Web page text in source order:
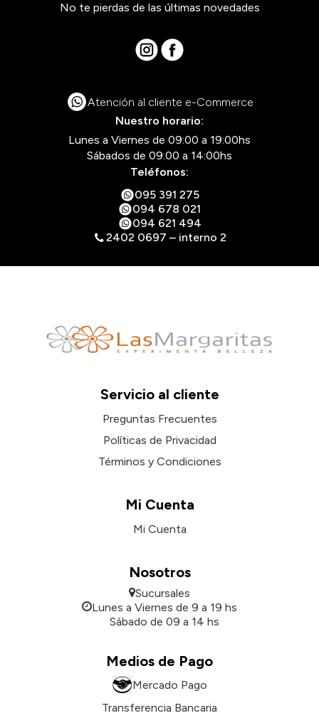
No te pierdas de las últimas novedades
Atención al cliente e-Commerce
Nuestro horario:
Lunes a Viernes de 09:00 a 19:00hs
Sábados de 09:00 a 14:00hs
Teléfonos:
095 391 275
094 678 021
094 621 494
2402 0697 – interno 2
Servicio al cliente
Preguntas Frecuentes
Políticas de Privacidad
Términos y Condiciones
Mi Cuenta
Mi Cuenta
Nosotros
Sucursales
Lunes a Viernes de 9 a 19 hs
Sábado de 09 a 14 hs
Medios de Pago
Mercado Pago
Transferencia Bancaria